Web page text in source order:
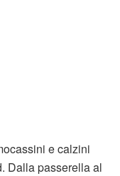
e calzini
Dalla passerella al